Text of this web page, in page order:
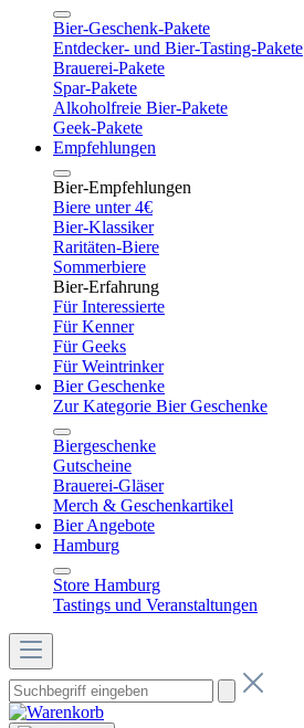
Bier-Geschenk-Pakete
Entdecker- und Bier-Tasting-Pakete
Brauerei-Pakete
Spar-Pakete
Alkoholfreie Bier-Pakete
Geek-Pakete
Empfehlungen
Bier-Empfehlungen
Biere unter 4€
Bier-Klassiker
Raritäten-Biere
Sommerbiere
Bier-Erfahrung
Für Interessierte
Für Kenner
Für Geeks
Für Weintrinker
Bier Geschenke
Zur Kategorie Bier Geschenke
Biergeschenke
Gutscheine
Brauerei-Gläser
Merch & Geschenkartikel
Bier Angebote
Hamburg
Store Hamburg
Tastings und Veranstaltungen